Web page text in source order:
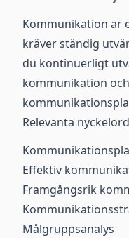
Kommunikation är
kräver ständig
du kontinuerligt
kommunikation
Relevanta nyckelord
Effektiv
Framgångsrik
Målgruppsanalys